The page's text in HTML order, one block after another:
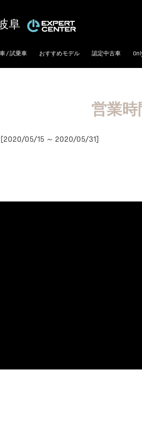
阜
/ 試乗車 おすすめモデル 認定中古車
営業
[2020/05/15 ～ 2020/05/31]